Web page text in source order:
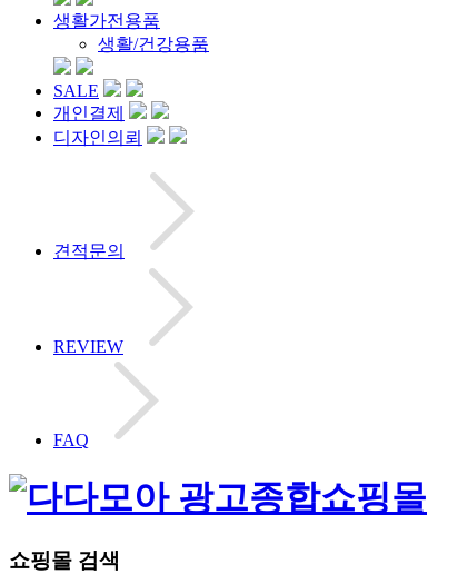
생활가전용품
생활/건강용품
SALE
개인결제
디자인의뢰
견적문의
REVIEW
FAQ
쇼핑몰 검색